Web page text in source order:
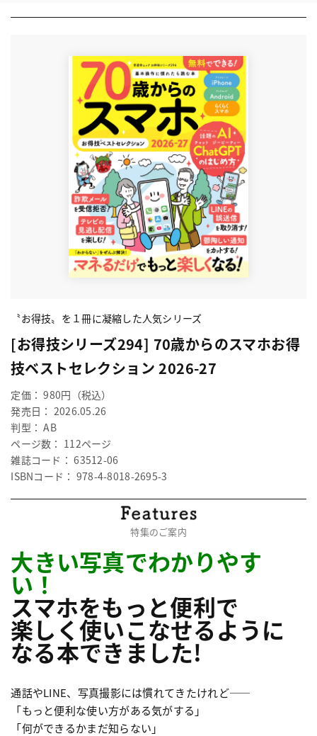
〝お得技〟を１冊に凝縮した人気シリーズ
[お得技シリーズ294] 70歳からのスマホお得
技ベストセレクション 2026-27
定価： 980円（税込）
発売日： 2026.05.26
判型： AB
ページ数： 112ページ
雑誌コード： 63512-06
ISBNコード： 978-4-8018-2695-3
特集のご案内
大きい写真でわかりやす
い！
スマホをもっと便利で
楽しく使いこなせるように
なる本できました!
通話やLINE、写真撮影には慣れてきたけれど——
「もっと便利な使い方がある気がする」
「何ができるかまだ知らない」